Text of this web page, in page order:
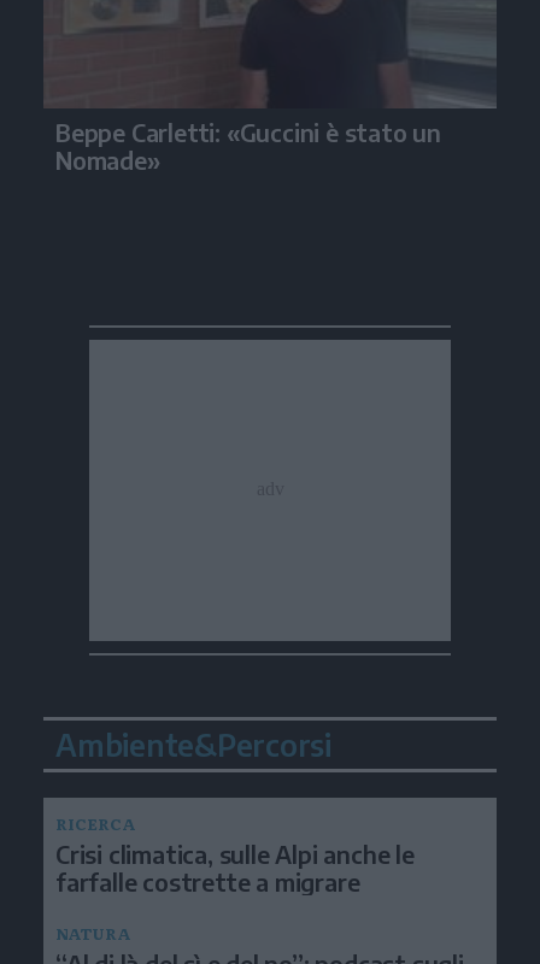
Beppe Carletti: «Guccini è stato un
Nomade»
Ambiente&Percorsi
RICERCA
Crisi climatica, sulle Alpi anche le
farfalle costrette a migrare
NATURA